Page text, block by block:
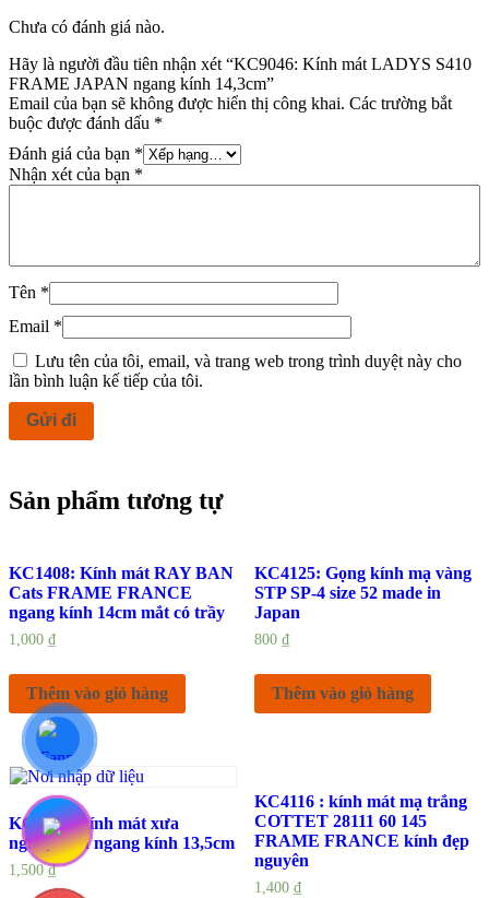
Chưa có đánh giá nào.
Hãy là người đầu tiên nhận xét “KC9046: Kính mát LADYS S410
FRAME JAPAN ngang kính 14,3cm”
Email của bạn sẽ không được hiển thị công khai. Các trường bắt
buộc được đánh dấu *
Đánh giá của bạn *
Nhận xét của bạn *
Tên *
Email *
Lưu tên của tôi, email, và trang web trong trình duyệt này cho
lần bình luận kế tiếp của tôi.
Sản phẩm tương tự
KC1408: Kính mát RAY BAN
Cats FRAME FRANCE
ngang kính 14cm mắt có trầy
1,000 ₫
Thêm vào giỏ hàng
KC4125: Gọng kính mạ vàng
STP SP-4 size 52 made in
Japan
800 ₫
Thêm vào giỏ hàng
KC4082: kính mát xưa
nguyên zin ngang kính 13,5cm
1,500₫
KC4116 : kính mát mạ trắng
COTTET 28111 60 145
FRAME FRANCE kính đẹp
nguyên
1,400 ₫